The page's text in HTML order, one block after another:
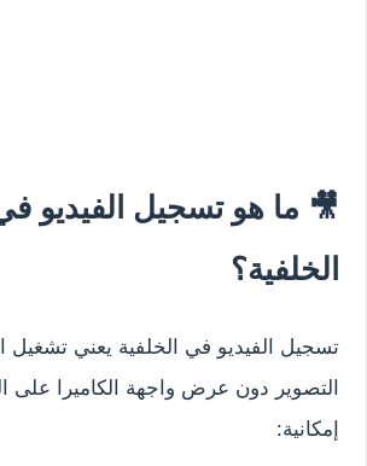
🎥 ما هو تسجيل الفيديو
الخلفية؟
تسجيل الفيديو في الخلفية يعني تشغيل
التصوير دون عرض واجهة الكاميرا على
إمكانية: